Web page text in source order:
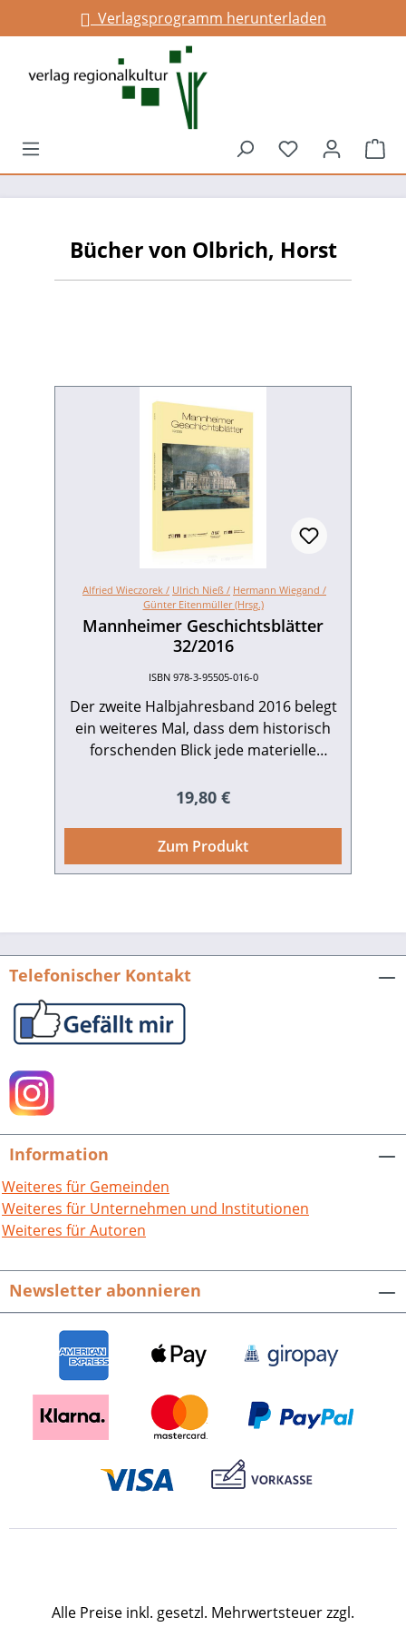
springenVerlagsprogramm herunterladen
Du hast 0
Bücher von Olbrich, Horst
Alfried Wieczorek / Ulrich Nieß / Hermann Wiegand /
Günter Eitenmüller (Hrsg.)
Mannheimer Geschichtsblätter
32/2016
ISBN 978-3-95505-016-0
Der zweite Halbjahresband 2016 belegt
ein weiteres Mal, dass dem historisch
forschenden Blick jede materielle
eine Quelle möglicher Erkenntnis ist,
einfachen Blatt beschriebenen Papiers.
einer Putzmacherin aus Mannheim,
im Mannheim der Kurfürstenzeit, auch
Geschlechtszugehörigkeit und
Standesgrenze sie verweisen. Er wirft ein
Bürgermeister von Seckenheim, im
zähen Kampf um das Wohlergehen
seiner Gemeinde und die Freiheit seines
Landes.Ein hoher sozialer Status
Geschlechterrollen, wie am Beispiel von
Kaiserin Cixi zu sehen ist. Künstlerische
Betätigung, für Frauen lange
Jahrhunderte verpönt, wurde von ihr
geradezu erwartet; die Reiss-Engelhorn-
Museen bewahren einige ihrer Werke,
hier werden sie vorgestellt.Drückt sich
das finanziell abgesicherte
Bürgertums im Stadtbild aus wie in
Mannheim am Ende des 19.
wie die des Architekten Bruno Schmitz.
ursprüngliche Gestalt hier unter
Regulärer Preis:
19,80 €
Zum Produkt
Telefonischer Kontakt
Information
Weiteres für Gemeinden
Weiteres für Unternehmen und Institutionen
Weiteres für Autoren
Newsletter abonnieren
Alle Preise inkl. gesetzl. Mehrwertsteuer zzgl.